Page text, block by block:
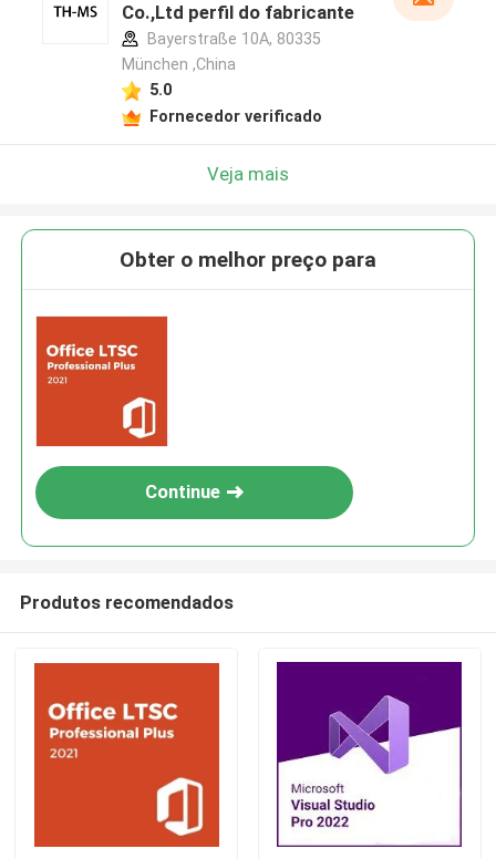
Co.,Ltd perfil do fabricante
Bayerstraße 10A, 80335
München ,China
5.0
Fornecedor verificado
Veja mais
Obter o melhor preço para
Continue
Produtos recomendados